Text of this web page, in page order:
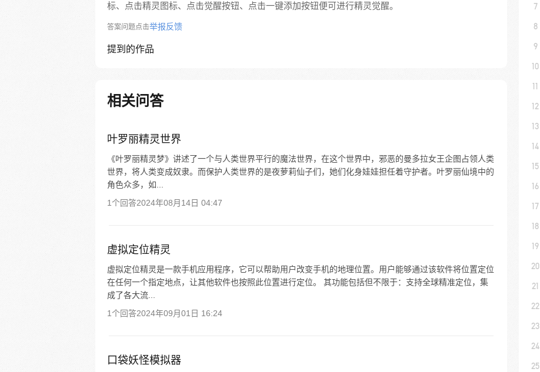
标、点击精灵图标、点击觉醒按钮、点击一键添加按钮便可进行精灵觉醒。
答案问题点击举报反馈
提到的作品
相关问答
叶罗丽精灵世界
《叶罗丽精灵梦》讲述了一个与人类世界平行的魔法世界，在这个世界中，邪恶的曼多拉女王企图占领人类
世界，将人类变成奴隶。而保护人类世界的是夜萝莉仙子们，她们化身娃娃担任着守护者。叶罗丽仙境中的
角色众多，如...
1个回答2024年08月14日 04:47
虚拟定位精灵
虚拟定位精灵是一款手机应用程序，它可以帮助用户改变手机的地理位置。用户能够通过该软件将位置定位
在任何一个指定地点，让其他软件也按照此位置进行定位。 其功能包括但不限于：支持全球精准定位，集
成了各大流...
1个回答2024年09月01日 16:24
口袋妖怪模拟器
7
8
9
10
11
12
13
14
15
16
17
18
19
20
21
22
23
24
25